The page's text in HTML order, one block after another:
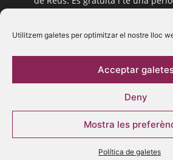
Utilitzem galetes per optimitzar el nostre lloc
Acceptar
Deny
Mostra les
Política de galetes
Segueix-nos
© 2016 La Guia de Reus | Creada